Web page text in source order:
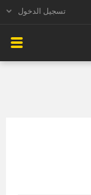
تسجيل الدخول